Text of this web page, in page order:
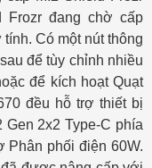
Frozr đang chờ cấp
Có một nút thông
để tùy chỉnh nhiều
để kích hoạt Quạt
đều hỗ trợ thiết bị
Gen 2x2 Type-C phía
Phân phối điện 60W.